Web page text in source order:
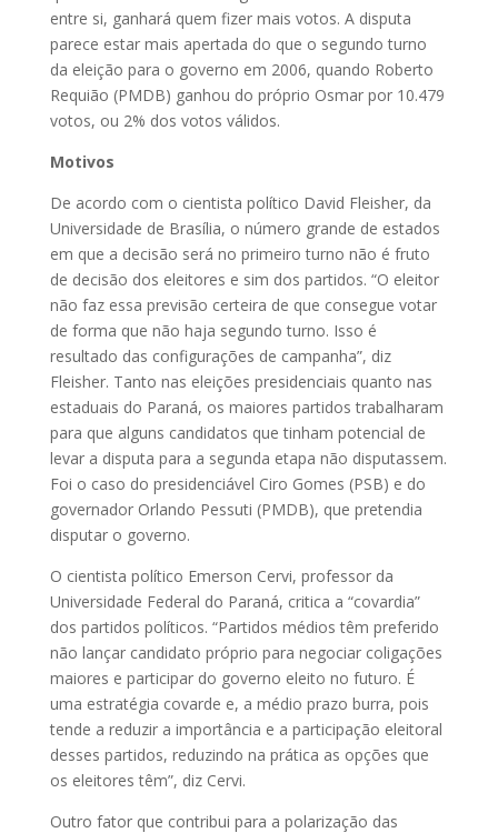
entre si, ganhará quem fizer mais votos. A disputa
parece estar mais apertada do que o segundo turno
da eleição para o governo em 2006, quando Roberto
Requião (PMDB) ganhou do próprio Osmar por 10.479
votos, ou 2% dos votos válidos.
Motivos
De acordo com o cientista político David Fleisher, da
Universidade de Brasília, o número grande de estados
em que a decisão será no primeiro turno não é fruto
de decisão dos eleitores e sim dos partidos. “O eleitor
não faz essa previsão certeira de que consegue votar
de forma que não haja segundo turno. Isso é
resultado das configurações de campanha”, diz
Fleisher. Tanto nas eleições presidenciais quanto nas
estaduais do Paraná, os maiores partidos trabalharam
para que alguns candidatos que tinham potencial de
levar a disputa para a segunda etapa não disputassem.
Foi o caso do presidenciável Ciro Gomes (PSB) e do
governador Orlando Pessuti (PMDB), que pretendia
disputar o governo.
O cientista político Emerson Cervi, professor da
Universidade Federal do Paraná, critica a “covardia”
dos partidos políticos. “Partidos médios têm preferido
não lançar candidato próprio para negociar coligações
maiores e participar do governo eleito no futuro. É
uma estratégia covarde e, a médio prazo burra, pois
tende a reduzir a importância e a participação eleitoral
desses partidos, reduzindo na prática as opções que
os eleitores têm”, diz Cervi.
Outro fator que contribui para a polarização das